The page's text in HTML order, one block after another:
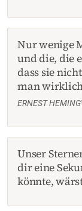
Nur wenige
und die, die
dass sie
man
ERNEST
Unser
dir eine
könnte,